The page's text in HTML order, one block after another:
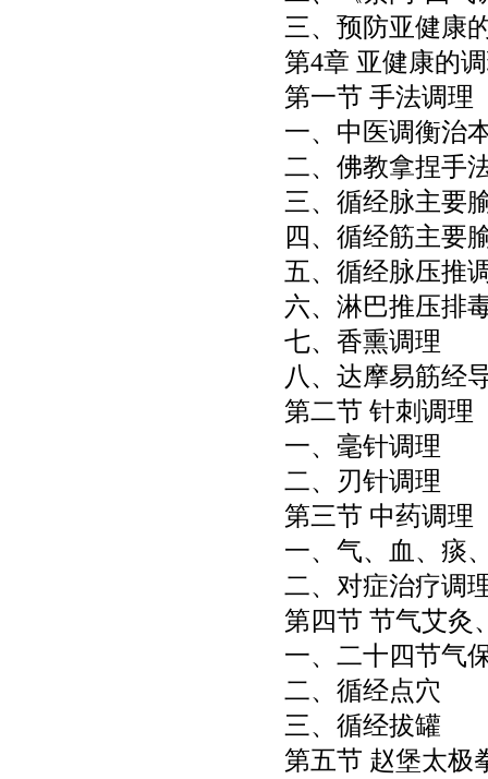
三、预防亚健康
第4章 亚健康的
第一节 手法调理
一、中医调衡治
二、佛教拿捏手
三、循经脉主要
四、循经筋主要
五、循经脉压推
六、淋巴推压排
七、香熏调理
八、达摩易筋经
第二节 针刺调理
一、毫针调理
二、刃针调理
第三节 中药调理
一、气、血、痰
二、对症治疗调
第四节 节气艾灸
一、二十四节气
二、循经点穴
三、循经拔罐
第五节 赵堡太极